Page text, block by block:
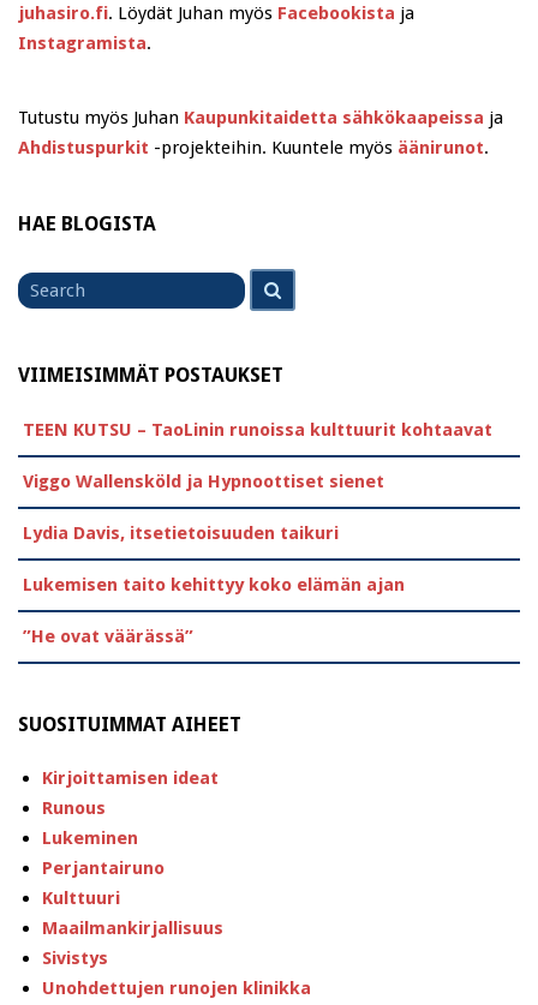
juhasiro.fi. Löydät Juhan myös Facebookista ja
Instagramista.
Tutustu myös Juhan Kaupunkitaidetta sähkökaapeissa ja
Ahdistuspurkit -projekteihin. Kuuntele myös äänirunot.
HAE BLOGISTA
Search
for
VIIMEISIMMÄT POSTAUKSET
TEEN KUTSU – TaoLinin runoissa kulttuurit kohtaavat
Viggo Wallensköld ja Hypnoottiset sienet
Lydia Davis, itsetietoisuuden taikuri
Lukemisen taito kehittyy koko elämän ajan
”He ovat väärässä”
SUOSITUIMMAT AIHEET
Kirjoittamisen ideat
Runous
Lukeminen
Perjantairuno
Kulttuuri
Maailmankirjallisuus
Sivistys
Unohdettujen runojen klinikka